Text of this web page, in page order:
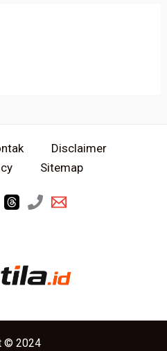
Disclaimer
Sitemap
© 2024